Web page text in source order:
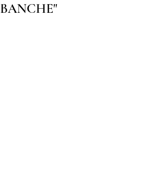
BANCHE"